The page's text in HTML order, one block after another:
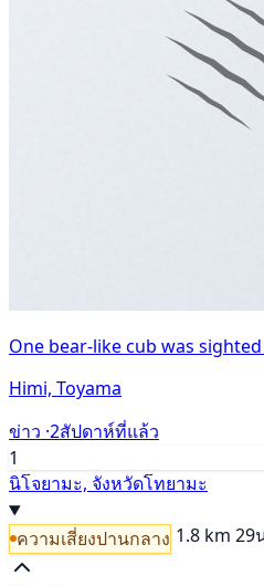
One bear-like cub was
Himi, Toyama
ข่าว ·2สัปดาห์ที่แล้ว
1
นิโจยามะ, จังหวัดโทยามะ
ความเสี่ยงปานกลาง 1.8 km 29